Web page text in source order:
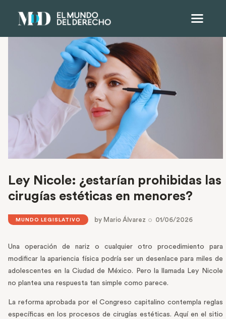
Ley Nicole: ¿estarían prohibidas las
cirugías estéticas en menores?
MUNDO LEGISLATIVO by Mario Álvarez 01/06/2026
Una operación de nariz o cualquier otro procedimiento para
modificar la apariencia física podría ser un desenlace para miles de
adolescentes en la Ciudad de México. Pero la llamada Ley Nicole
no plantea una respuesta tan simple como parece.
La reforma aprobada por el Congreso capitalino contempla reglas
específicas en los procesos de cirugías estéticas. Aquí en el sitio